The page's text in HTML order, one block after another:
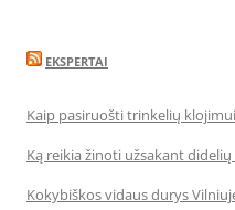
EKSPERTAI
Kaip pasiruošti trinkelių
Ką reikia žinoti užsakant
Kokybiškos vidaus durys